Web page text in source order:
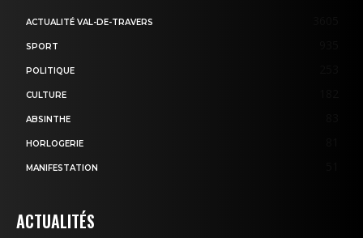
ACTUALITÉ VAL-DE-TRAVERS
SPORT
POLITIQUE
CULTURE
ABSINTHE
HORLOGERIE
MANIFESTATION
ACTUALITÉS